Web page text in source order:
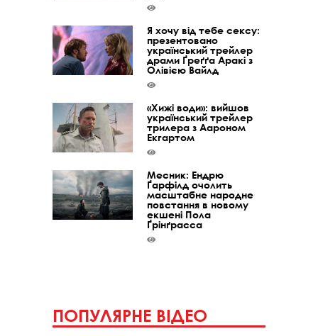
Я хочу від тебе сексу:
презентовано
український трейлер
драми Ґреґґа Аракі з
Олівією Вайлд
«Хижі води»: вийшов
український трейлер
трилера з Аароном
Екгартом
Месник: Ендрю
Ґарфілд очолить
масштабне народне
повстання в новому
екшені Пола
Ґрінґрасса
ПОПУЛЯРНЕ ВІДЕО